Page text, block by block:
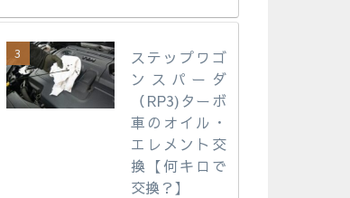
ステップワゴ
ンスパーダ
（RP3)ターボ
車のオイル・
エレメント交
換【何キロで
交換？】